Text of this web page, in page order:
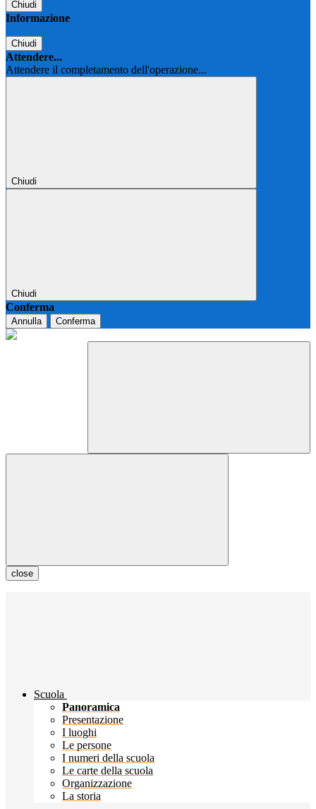
Chiudi
Informazione
Chiudi
Attendere...
Attendere il completamento dell'operazione...
Chiudi
Chiudi
Conferma
Annulla Conferma
close
Scuola
Panoramica
Presentazione
I luoghi
Le persone
I numeri della scuola
Le carte della scuola
Organizzazione
La storia